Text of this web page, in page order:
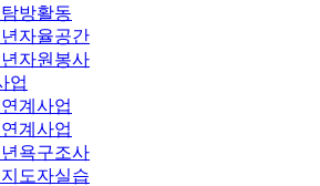
방활동
자율공간
자원봉사
업
계사업
계사업
욕구조사
도자실습